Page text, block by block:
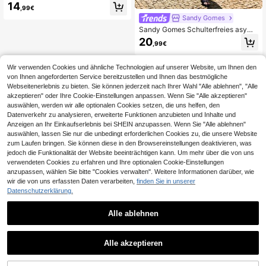
leid mit einem Schulterausschnitt in
Schwarz
14 ,99€
Sandy Gomes
Sandy Gomes Schulterfreies asym
metrisches Sommerkleid mit Rüsch
en, hohem Schlitz und Wickeldetail,
weißes elegantes Kleid für Urlaub,
chulanfang/Abschlussfeier
20 ,99€
Wir verwenden Cookies und ähnliche Technologien auf unserer Website, um Ihnen den
von Ihnen angeforderten Service bereitzustellen und Ihnen das bestmögliche
Webseitenerlebnis zu bieten. Sie können jederzeit nach Ihrer Wahl "Alle ablehnen", "Alle
akzeptieren" oder Ihre Cookie-Einstellungen anpassen. Wenn Sie "Alle akzeptieren"
auswählen, werden wir alle optionalen Cookies setzen, die uns helfen, den
Datenverkehr zu analysieren, erweiterte Funktionen anzubieten und Inhalte und
Anzeigen an Ihr Einkaufserlebnis bei SHEIN anzupassen. Wenn Sie "Alle ablehnen"
auswählen, lassen Sie nur die unbedingt erforderlichen Cookies zu, die unsere Website
zum Laufen bringen. Sie können diese in den Browsereinstellungen deaktivieren, was
jedoch die Funktionalität der Website beeinträchtigen kann. Um mehr über die von uns
verwendeten Cookies zu erfahren und Ihre optionalen Cookie-Einstellungen
anzupassen, wählen Sie bitte "Cookies verwalten". Weitere Informationen darüber, wie
wir die von uns erfassten Daten verarbeiten, finden Sie in unserer
Datenschutzerklärung.
Alle ablehnen
Alle akzeptieren